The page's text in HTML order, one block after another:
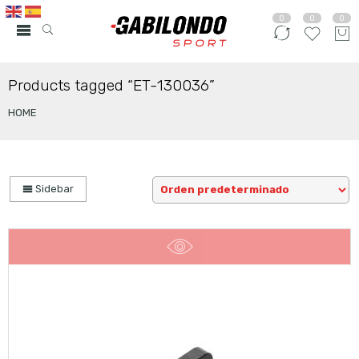
0 0 0
Products tagged “ET-130036”
HOME
Sidebar